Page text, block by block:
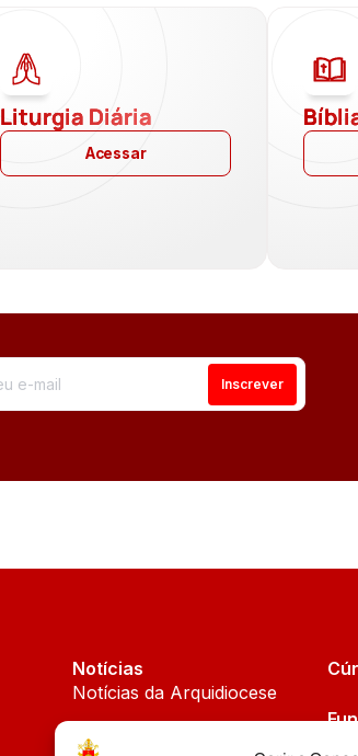
Liturgia Diária
Acessar
Notícias
Notícias da Arquidiocese
Notícias Cáritas